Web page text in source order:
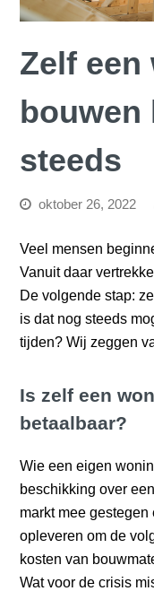
Zelf een
bouwen
steeds
oktober 26, 2022
Veel mensen
Vanuit daar
De volgende stap:
is dat nog steeds
tijden? Wij zeggen
Is zelf een
betaalbaar?
Wie een eigen
beschikking over
markt mee
opleveren om de
kosten van
Wat voor de crisis